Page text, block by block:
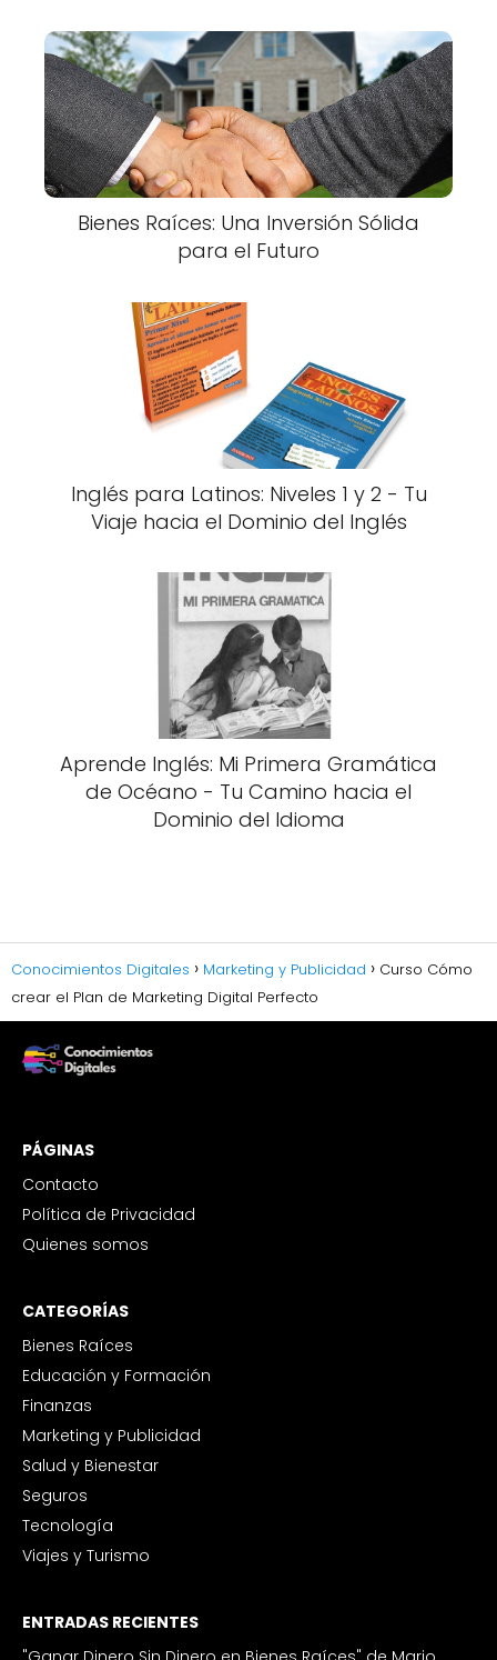
Bienes Raíces: Una Inversión Sólida
para el Futuro
Inglés para Latinos: Niveles 1 y 2 - Tu
Viaje hacia el Dominio del Inglés
Aprende Inglés: Mi Primera Gramática
de Océano - Tu Camino hacia el
Dominio del Idioma
Conocimientos Digitales Marketing y Publicidad
Curso Cómo
crear el Plan de Marketing Digital Perfecto
PÁGINAS
Contacto
Política de Privacidad
Quienes somos
CATEGORÍAS
Bienes Raíces
Educación y Formación
Finanzas
Marketing y Publicidad
Salud y Bienestar
Seguros
Tecnología
Viajes y Turismo
ENTRADAS RECIENTES